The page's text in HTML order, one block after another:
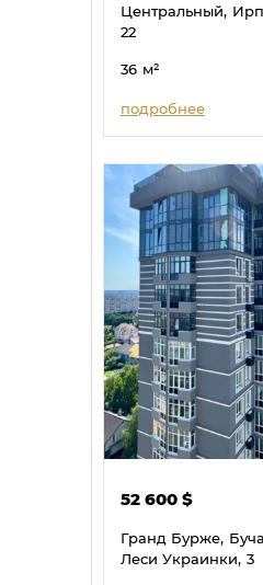
Центральный,
22
36 м²
подробнее
52 600 $
Гранд Бурже,
Леси Украинки, 3